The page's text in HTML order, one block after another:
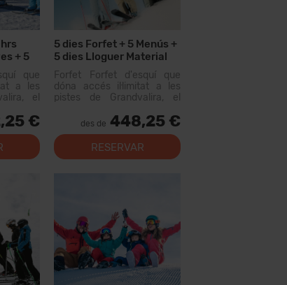
+ 5
que
a les
el
aquest
més
amb
nivells,
€
5 dies Forfet + 5 Menús +
5 dies Lloguer Material
Forfet Forfet d'esquí que
dóna accés il·limitat a les
pistes de Grandvalira, el
dels Pirineus. Amb aquest
forfet podràs recórrer més
de 200 km de pistes, amb
opcions per a tots els nivells,
des de 448,25 €
RESERVAR